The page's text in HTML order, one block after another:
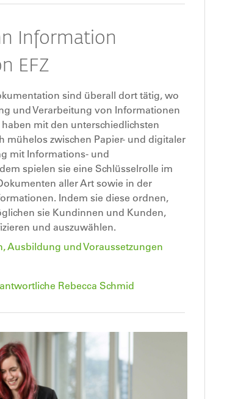
Information
EFZ
sind überall dort tätig, wo
und Verarbeitung von Informationen
mit den unterschiedlichsten
mühelos zwischen Papier- und digitaler
mit Informations- und
spielen sie eine Schlüsselrolle im
aller Art sowie in der
Indem sie diese ordnen,
sie Kundinnen und Kunden,
und auszuwählen.
Ausbildung und Voraussetzungen
Rebecca Schmid